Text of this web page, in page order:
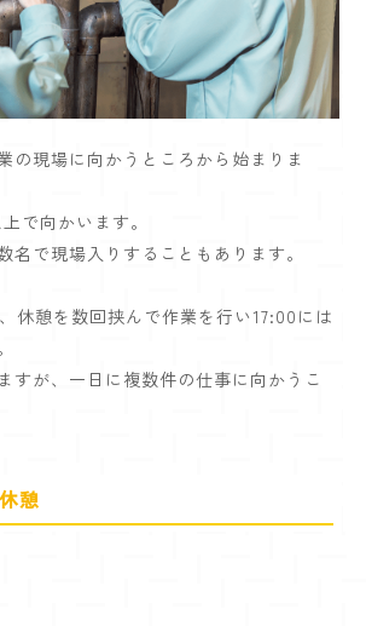
の現場に向かうところから始まりま
で向かいます。
名で現場入りすることもあります。
休憩を数回挟んで作業を行い17:00には
すが、一日に複数件の仕事に向かうこ
憩